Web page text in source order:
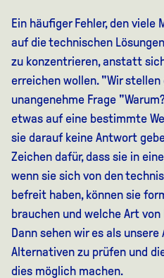
Ein häufiger Fehler, den viele
auf die technischen
zu konzentrieren, anstatt
erreichen wollen. "Wir
unangenehme Frage
etwas auf eine bestimmte
sie darauf keine Antwort
Zeichen dafür, dass sie in
wenn sie sich von den
befreit haben, können sie
brauchen und welche Art
Dann sehen wir es als unsere
Alternativen zu prüfen und
dies möglich machen.